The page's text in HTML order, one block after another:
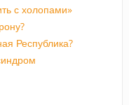
с холопами»
Республика?